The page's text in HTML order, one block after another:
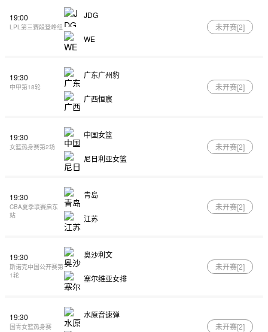
19:00
LPL第三赛段登峰组
JDG
WE
未开赛[2]
19:30
中甲第18轮
广东广州豹
广西恒宸
未开赛[2]
19:30
女篮热身赛第2场
中国女篮
尼日利亚女篮
未开赛[2]
19:30
CBA夏季联赛启东
站
青岛
江苏
未开赛[2]
19:30
斯诺克中国公开赛第
1轮
奥沙利文
塞尔维亚女排
未开赛[2]
19:30
国青女篮热身赛
水原音速弹
未开赛[2]